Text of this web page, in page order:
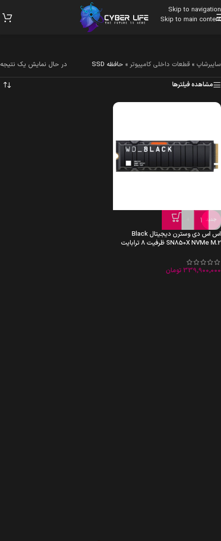
Skip to navigation
Skip to main content
سایبرشاپ » قطعات داخلی کامپیوتر » حافظه SSD در حال نمایش یک نتیجه
مشاهده فیلترها
جدید
-
اس اس دی وسترن دیجیتال Black
SN850X NVMe M.2 ظرفیت 8 ترابایت
339,900,000 تومان